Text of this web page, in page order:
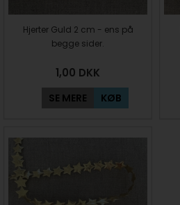
Hjerter Guld 2 cm - ens på
begge sider.
1,00 DKK
SE MERE KØB